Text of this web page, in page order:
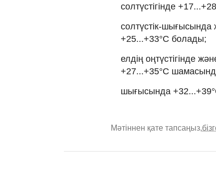
солтүстігінде
солтүстік-
+25...+33°С болады;
елдің оңтүстігінде
+27...+35°С
шығысында
Мәтіннен қате тапсаңыз,